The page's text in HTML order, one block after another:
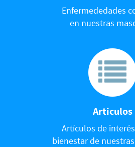
Enfermededades
en nuestras
Articulos
Artículos de
bienestar de